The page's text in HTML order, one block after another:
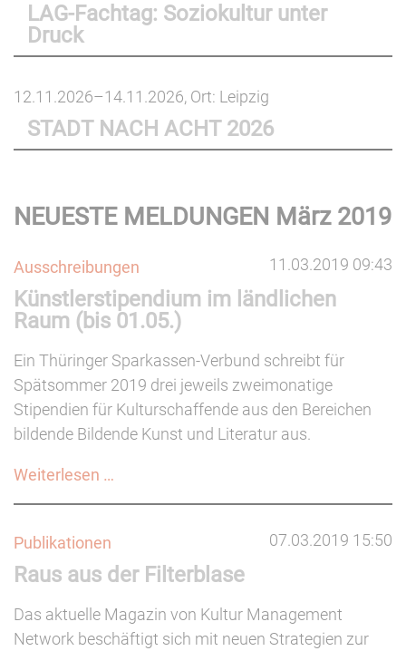
LAG-Fachtag: Soziokultur unter
Druck
12.11.2026–14.11.2026, Ort: Leipzig
STADT NACH ACHT 2026
NEUESTE MELDUNGEN März 2019
11.03.2019 09:43
Ausschreibungen
Künstlerstipendium im ländlichen
Raum (bis 01.05.)
Ein Thüringer Sparkassen-Verbund schreibt für
Spätsommer 2019 drei jeweils zweimonatige
Stipendien für Kulturschaffende aus den Bereichen
bildende Bildende Kunst und Literatur aus.
Weiterlesen …
(bis
07.03.2019 15:50
Publikationen
Raus aus der Filterblase
Das aktuelle Magazin von Kultur Management
Network beschäftigt sich mit neuen Strategien zur